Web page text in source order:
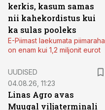
kerkis, kasum samas
nii kahekordistus kui
ka sulas pooleks
E-Piimast laekumata piimaraha
on enam kui 1,2 miljonit eurot
UUDISED
04.08.26, 11:23
Linas Agro avas
Muugal viljaterminali